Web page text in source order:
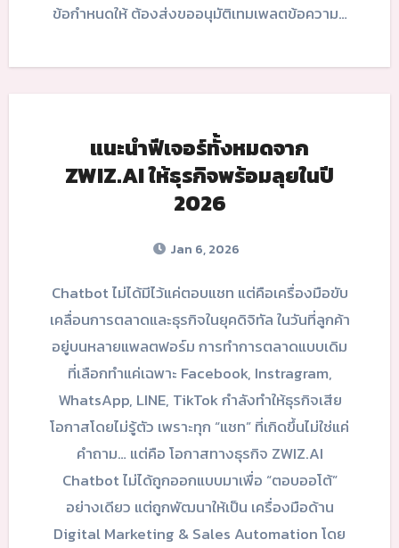
ข้อกำหนดให้ ต้องส่งขออนุมัติเทมเพลตข้อความ…
แนะนำฟีเจอร์ทั้งหมดจาก
ZWIZ.AI ให้ธุรกิจพร้อมลุยในปี
2026
Jan 6, 2026
Chatbot ไม่ได้มีไว้แค่ตอบแชท แต่คือเครื่องมือขับ
เคลื่อนการตลาดและธุรกิจในยุคดิจิทัล ในวันที่ลูกค้า
อยู่บนหลายแพลตฟอร์ม การทำการตลาดแบบเดิม
ที่เลือกทำแค่เฉพาะ Facebook, Instragram,
WhatsApp, LINE, TikTok กำลังทำให้ธุรกิจเสีย
โอกาสโดยไม่รู้ตัว เพราะทุก “แชท” ที่เกิดขึ้นไม่ใช่แค่
คำถาม… แต่คือ โอกาสทางธุรกิจ ZWIZ.AI
Chatbot ไม่ได้ถูกออกแบบมาเพื่อ “ตอบออโต้”
อย่างเดียว แต่ถูกพัฒนาให้เป็น เครื่องมือด้าน
Digital Marketing & Sales Automation โดย